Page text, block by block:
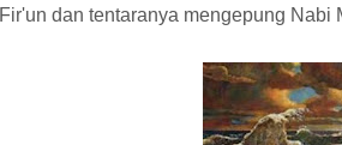
Fir'un dan tentaranya mengepung Nabi